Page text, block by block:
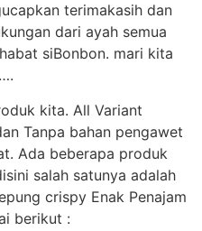
terimakasih dan
dari ayah semua
siBonbon. mari kita
kita. All Variant
Tanpa bahan pengawet
Ada beberapa produk
salah satunya adalah
crispy Enak Penajam
berikut :